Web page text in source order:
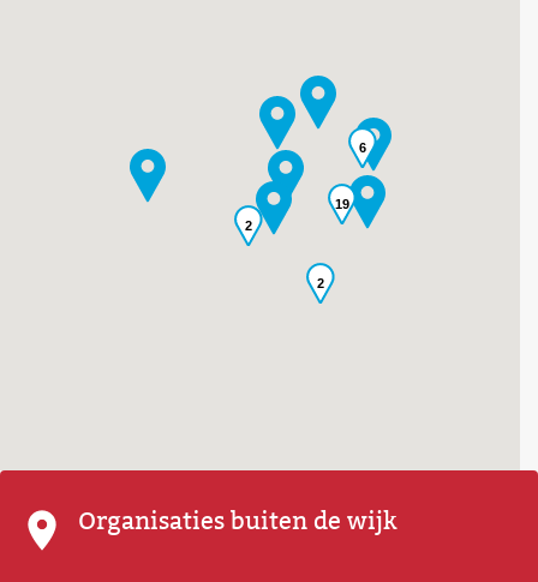
19
2
6
2
Organisaties buiten de wijk